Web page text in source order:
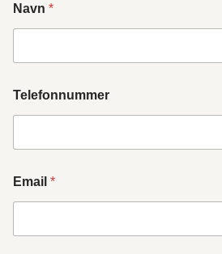
Navn *
Telefonnummer
Email *